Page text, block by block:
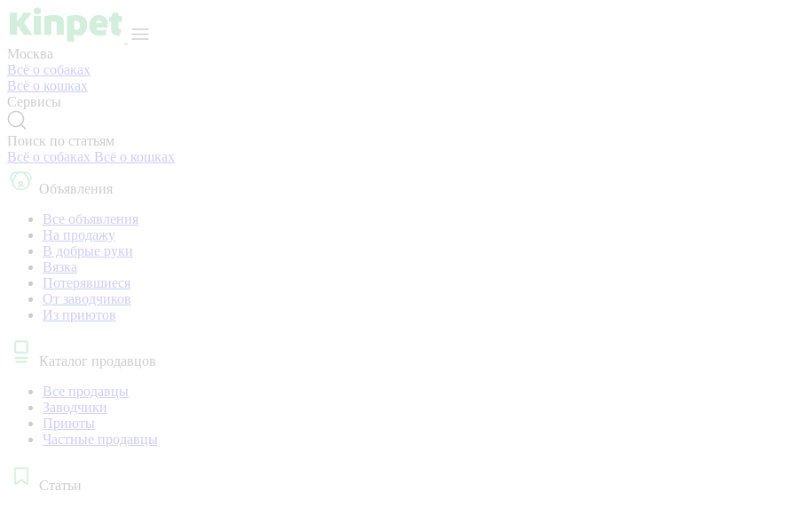
Москва
Всё о собаках
Всё о кошках
Сервисы
Поиск по статьям
Всё о собаках Всё о кошках
Объявления
Все объявления
На продажу
В добрые руки
Вязка
Потерявшиеся
От заводчиков
Из приютов
Каталог продавцов
Все продавцы
Заводчики
Приюты
Частные продавцы
Статьи